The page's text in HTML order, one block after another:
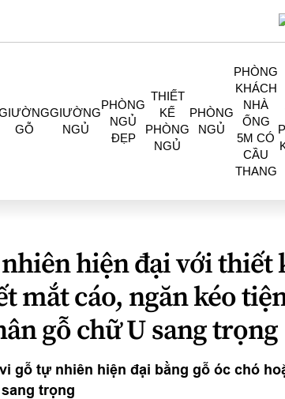
GỖ
GIƯỜNG
NGỦ
PHÒNG
NGỦ
ĐẸP
THIẾT
KẾ
PHÒNG
NGỦ
PHÒNG
NGỦ
PHÒNG
KHÁCH
NHÀ
ỐNG
5M CÓ
CẦU
THANG
hiện đại với thiết
mắt cáo, ngăn kéo
gỗ chữ U sang trọng
gỗ tự nhiên hiện đại bằng gỗ óc chó
trọng